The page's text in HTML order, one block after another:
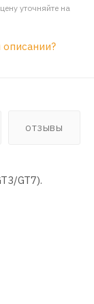
уточняйте на
ОТЗЫВЫ
GT7).